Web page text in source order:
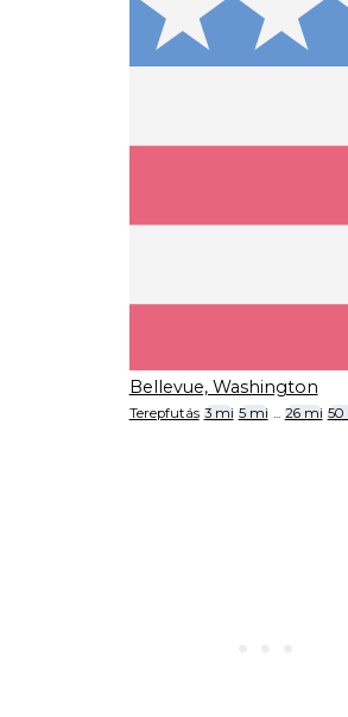
Bellevue, Washington
Terepfutás 3 mi 5 mi ... 26 mi 50